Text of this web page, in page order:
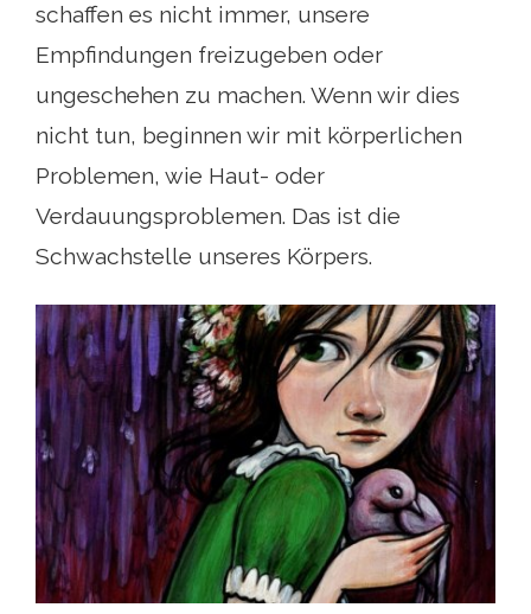
schaffen es nicht immer, unsere
Empfindungen freizugeben oder
ungeschehen zu machen. Wenn wir dies
nicht tun, beginnen wir mit körperlichen
Problemen, wie Haut- oder
Verdauungsproblemen. Das ist die
Schwachstelle unseres Körpers.